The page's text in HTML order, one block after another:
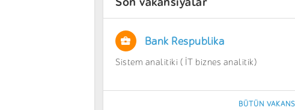
Bank Respublika
Sistem analitiki ( İT biznes analitik)
BÜTÜN